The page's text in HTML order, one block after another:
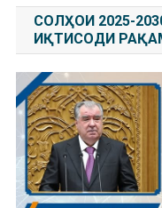
СОЛҲОИ 2025-
ИҚТИСОДИ